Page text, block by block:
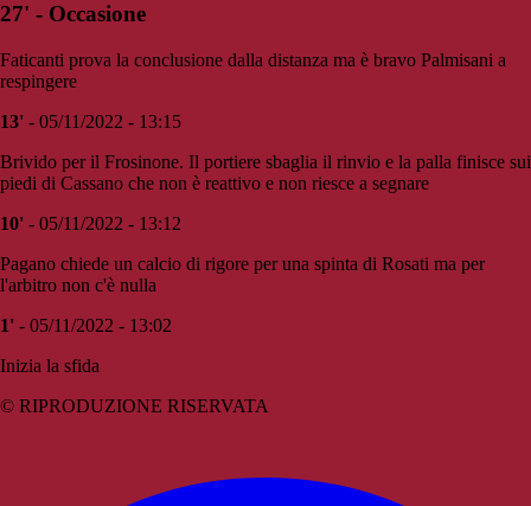
27' - Occasione
Faticanti prova la conclusione dalla distanza ma è bravo Palmisani a
respingere
13' - 05/11/2022 - 13:15
Brivido per il Frosinone. Il portiere sbaglia il rinvio e la palla finisce sui
piedi di Cassano che non è reattivo e non riesce a segnare
10' - 05/11/2022 - 13:12
Pagano chiede un calcio di rigore per una spinta di Rosati ma per
l'arbitro non c'è nulla
1' - 05/11/2022 - 13:02
Inizia la sfida
© RIPRODUZIONE RISERVATA